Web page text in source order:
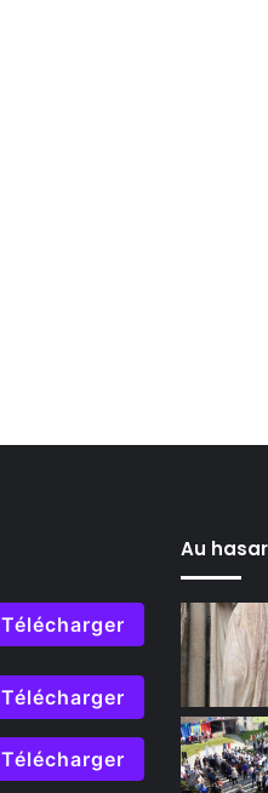
Télécharger
Télécharger
Télécharger
Au